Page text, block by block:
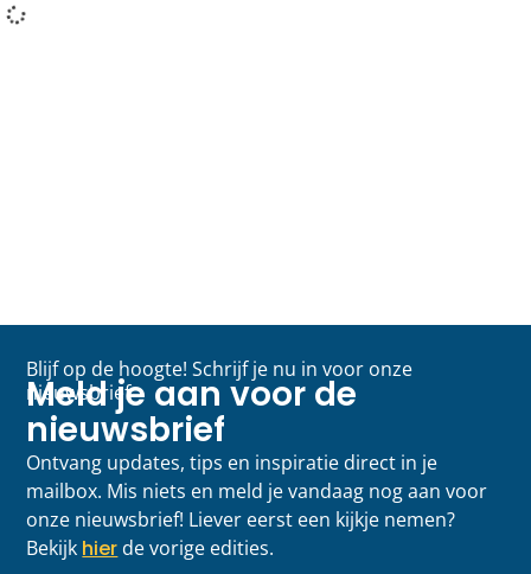
Blijf op de hoogte! Schrijf je nu in voor onze
nieuwsbrief
Meld je aan voor de
nieuwsbrief
Ontvang updates, tips en inspiratie direct in je
mailbox. Mis niets en meld je vandaag nog aan voor
onze nieuwsbrief! Liever eerst een kijkje nemen?
Bekijk hier de vorige edities.